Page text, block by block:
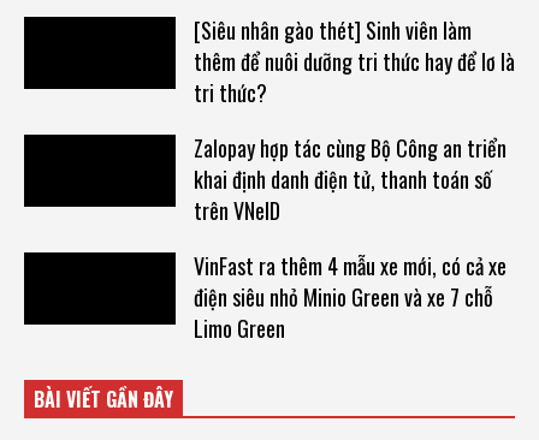
[Siêu nhân gào thét] Sinh viên làm
thêm để nuôi dưỡng tri thức hay để lơ là
tri thức?
Zalopay hợp tác cùng Bộ Công an triển
khai định danh điện tử, thanh toán số
trên VNeID
VinFast ra thêm 4 mẫu xe mới, có cả xe
điện siêu nhỏ Minio Green và xe 7 chỗ
Limo Green
BÀI VIẾT GẦN ĐÂY